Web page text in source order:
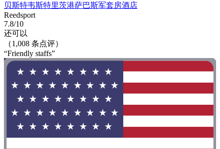
贝斯特韦斯特里茨港萨巴斯军套房酒店
Reedsport
7.8/10
还可以
（1,008 条点评）
“Friendly staffs”